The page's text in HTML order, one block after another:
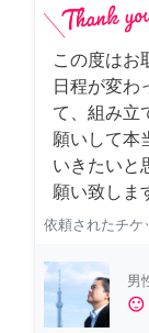
この度はお
日程が変わ
て、組み立
願いして本
いきたいと
願い致しま
依頼されたチケ
男
sentiment_satisfied